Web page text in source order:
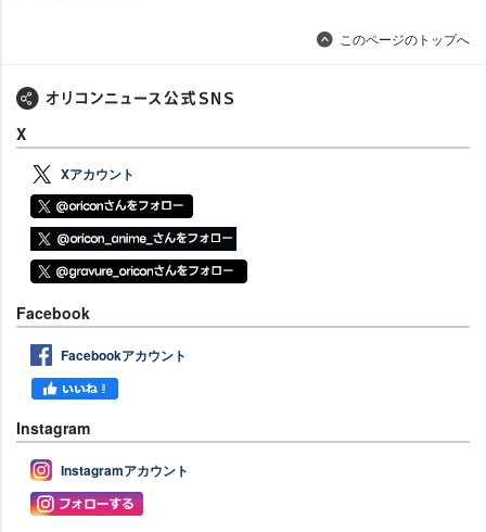
このページのトップへ
X
Xアカウント
Facebook
Facebookアカウント
Instagram
Instagramアカウント